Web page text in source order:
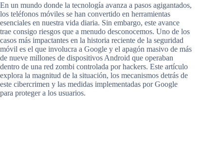
En un mundo donde la tecnología avanza a pasos agigantados,
los teléfonos móviles se han convertido en herramientas
esenciales en nuestra vida diaria. Sin embargo, este avance
trae consigo riesgos que a menudo desconocemos. Uno de los
casos más impactantes en la historia reciente de la seguridad
móvil es el que involucra a Google y el apagón masivo de más
de nueve millones de dispositivos Android que operaban
dentro de una red zombi controlada por hackers. Este artículo
explora la magnitud de la situación, los mecanismos detrás de
este cibercrimen y las medidas implementadas por Google
para proteger a los usuarios.